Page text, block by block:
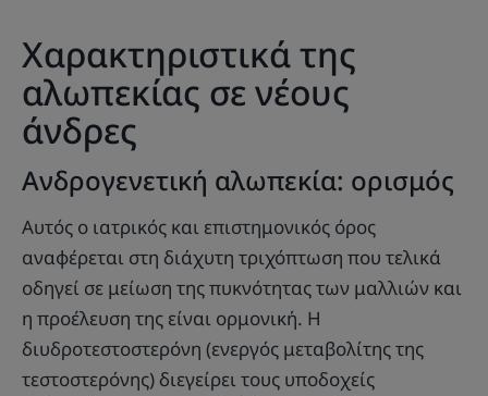
Χαρακτηριστικά της
αλωπεκίας σε νέους
άνδρες
Ανδρογενετική αλωπεκία: ορισμός
Αυτός ο ιατρικός και επιστημονικός όρος
αναφέρεται στη διάχυτη τριχόπτωση που τελικά
οδηγεί σε μείωση της πυκνότητας των μαλλιών και
η προέλευση της είναι ορμονική. Η
διυδροτεστοστερόνη (ενεργός μεταβολίτης της
τεστοστερόνης) διεγείρει τους υποδοχείς